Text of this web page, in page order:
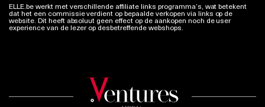
ELLE.be werkt met verschillende affiliate links programma’s, wat betekent
dat het een commissie verdient op bepaalde verkopen via links op de
website. Dit heeft absoluut geen effect op de aankopen noch de user
experience van de lezer op desbetreffende webshops.